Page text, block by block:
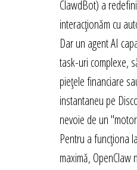
ClawdBot) a
interacționăm cu
Dar un agent AI
task-uri complexe,
piețele financiare
instantaneu pe
nevoie de un
Pentru a funcționa
maximă, OpenClaw